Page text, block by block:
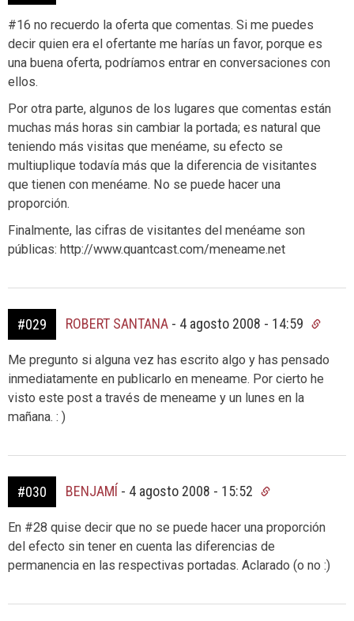
#16 no recuerdo la oferta que comentas. Si me puedes
decir quien era el ofertante me harías un favor, porque es
una buena oferta, podríamos entrar en conversaciones con
ellos.
Por otra parte, algunos de los lugares que comentas están
muchas más horas sin cambiar la portada; es natural que
teniendo más visitas que menéame, su efecto se
multiuplique todavía más que la diferencia de visitantes
que tienen con menéame. No se puede hacer una
proporción.
Finalmente, las cifras de visitantes del menéame son
públicas: http://www.quantcast.com/meneame.net
#029 ROBERT SANTANA - 4 agosto 2008 - 14:59
Me pregunto si alguna vez has escrito algo y has pensado
inmediatamente en publicarlo en meneame. Por cierto he
visto este post a través de meneame y un lunes en la
mañana. : )
#030 BENJAMÍ - 4 agosto 2008 - 15:52
En #28 quise decir que no se puede hacer una proporción
del efecto sin tener en cuenta las diferencias de
permanencia en las respectivas portadas. Aclarado (o no :)